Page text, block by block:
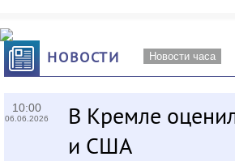
НОВОСТИ Новости часа
10:00
06.06.2026
В Кремле
и США